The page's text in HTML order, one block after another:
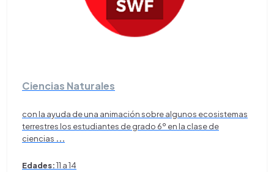
Ciencias Naturales
con la ayuda de una animación sobre algunos ecosistemas
terrestres los estudiantes de grado 6º en la clase de
ciencias ...
Edades:11 a 14